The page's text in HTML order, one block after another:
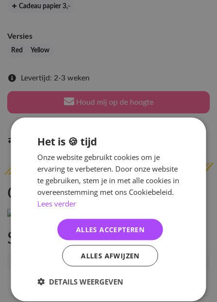
Cadeau papier 3,-
Versies
Red Yellow
Levertijd: 2-3 weken
Houd mij op de hoogte
Indien op voorraadbinnen 2 werkdagen
Omschrijving
Specificaties
Artikelnummer
22828
EAN nummer
Het is 🍪 tijd
Onze website gebruikt cookies om je
ervaring te verbeteren. Door onze website
te gebruiken, stem je in met alle cookies in
overeenstemming met ons Cookiebeleid.
Lees verder
ALLES ACCEPTEREN
ALLES AFWIJZEN
DETAILS WEERGEVEN